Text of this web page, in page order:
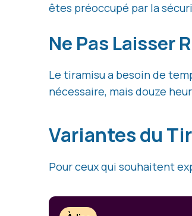
êtes préoccupé par la
Ne Pas Laisser
Le tiramisu a besoin de
nécessaire, mais douze
Variantes du
Pour ceux qui souhaitent